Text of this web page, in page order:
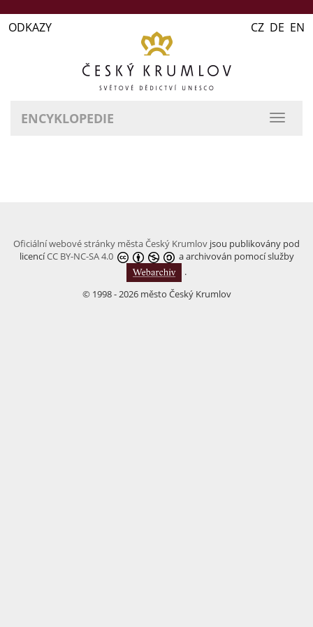
ODKAZY CZ DE EN
ENCYKLOPEDIE
Oficiální webové stránky města Český Krumlov jsou publikovány pod
licencíCC BY-NC-SA 4.0
a archivován pomocí služby
.
© 1998 - 2026 město Český Krumlov